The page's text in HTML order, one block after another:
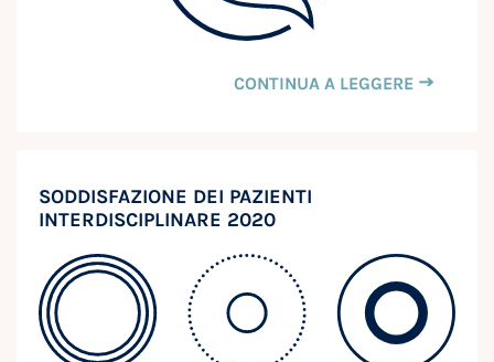
CONTINUA A LEGGERE
SODDISFAZIONE DEI PAZIENTI
INTERDISCIPLINARE 2020